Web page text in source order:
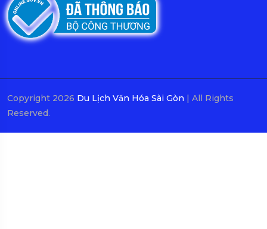
Copyright 2026 Du Lịch Văn Hóa Sài Gòn
| All Rights
Reserved.